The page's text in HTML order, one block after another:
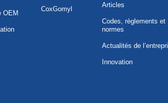
OEM
CoxGomyl
Articles
Codes, règlements et
normes
Actualités de
Innovation